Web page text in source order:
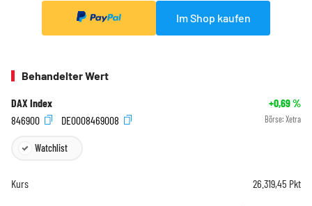
Im Shop kaufen
Behandelter Wert
DAX Index +0,69%
846900
DE0008469008 Börse: Xetra
Watchlist
Kurs 26.319,45 Pkt